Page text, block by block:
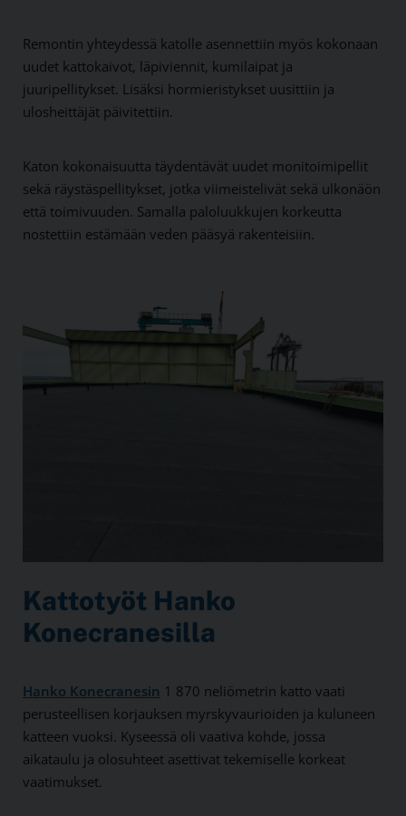
Remontin yhteydessä katolle asennettiin myös kokonaan
uudet kattokaivot, läpiviennit, kumilaipat ja
juuripellitykset. Lisäksi hormieristykset uusittiin ja
ulosheittäjät päivitettiin.
Katon kokonaisuutta täydentävät uudet monitoimipellit
sekä räystäspellitykset, jotka viimeistelivät sekä ulkonäön
että toimivuuden. Samalla paloluukkujen korkeutta
nostettiin estämään veden pääsyä rakenteisiin.
Kattotyöt Hanko
Konecranesilla
Hanko Konecranesin 1 870 neliömetrin katto vaati
perusteellisen korjauksen myrskyvaurioiden ja kuluneen
katteen vuoksi. Kyseessä oli vaativa kohde, jossa
aikataulu ja olosuhteet asettivat tekemiselle korkeat
vaatimukset.